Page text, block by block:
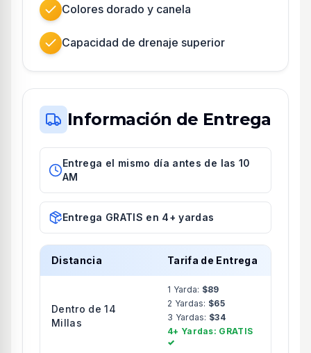
Colores dorado y canela
Capacidad de drenaje superior
Información de Entrega
Entrega el mismo día antes de las 10
AM
Entrega GRATIS en 4+ yardas
Distancia Tarifa de Entrega
Dentro de 14
Millas
1 Yarda: $89
2 Yardas: $65
3 Yardas: $34
4+ Yardas: GRATIS
✓